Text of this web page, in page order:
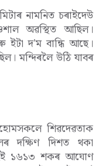
নামনিত চৰাইদেউ
অৱস্থিত আছিল।
ইটা দ'ম বান্ধি আছে।
মন্দিৰলৈ উঠি যাবৰ
শিৱদেৱতাক
দক্ষিণ দিশত থকা
১৬১৩ শকৰ আঘোণ